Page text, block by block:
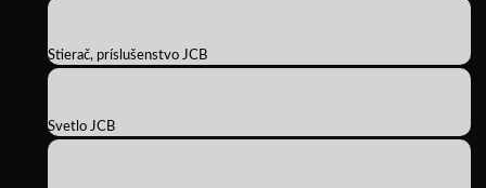
Stierač, príslušenstvo JCB
Svetlo JCB